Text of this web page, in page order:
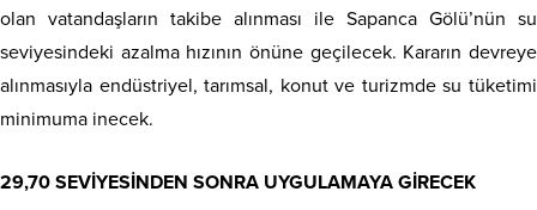
olan vatandaşların takibe alınması ile Sapanca Gölü’nün su
seviyesindeki azalma hızının önüne geçilecek. Kararın devreye
alınmasıyla endüstriyel, tarımsal, konut ve turizmde su tüketimi
minimuma inecek.
29,70 SEVİYESİNDEN SONRA UYGULAMAYA GİRECEK